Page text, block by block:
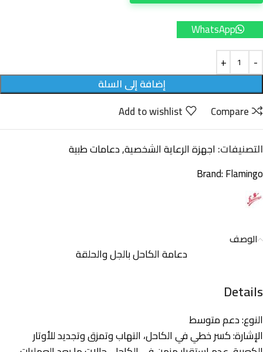
WhatsApp
إضافة إلى السلة
Compare
Add to wishlist
التصنيفات: اجهزة الرعاية الشخصية,دعامات طبية
Brand:Flamingo
الوصف
دعامة الكاحل بالجل والحلقة
Details
النوع: دعم متوسط
الإشارة: كسر خطي في الكاحل، التهاب وتمزق وتجديد للأوتار